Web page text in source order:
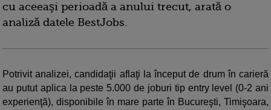
cu aceeaşi perioadă a anului trecut, arată o
analiză datele BestJobs.
Potrivit analizei, candidaţii aflaţi la început de drum în carieră
au putut aplica la peste 5.000 de joburi tip entry level (0-2 ani
experienţă), disponibile în mare parte în Bucureşti, Timişoara,